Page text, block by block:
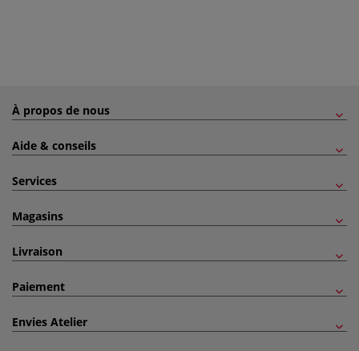
À propos de nous
Aide & conseils
Services
Magasins
Livraison
Paiement
Envies Atelier